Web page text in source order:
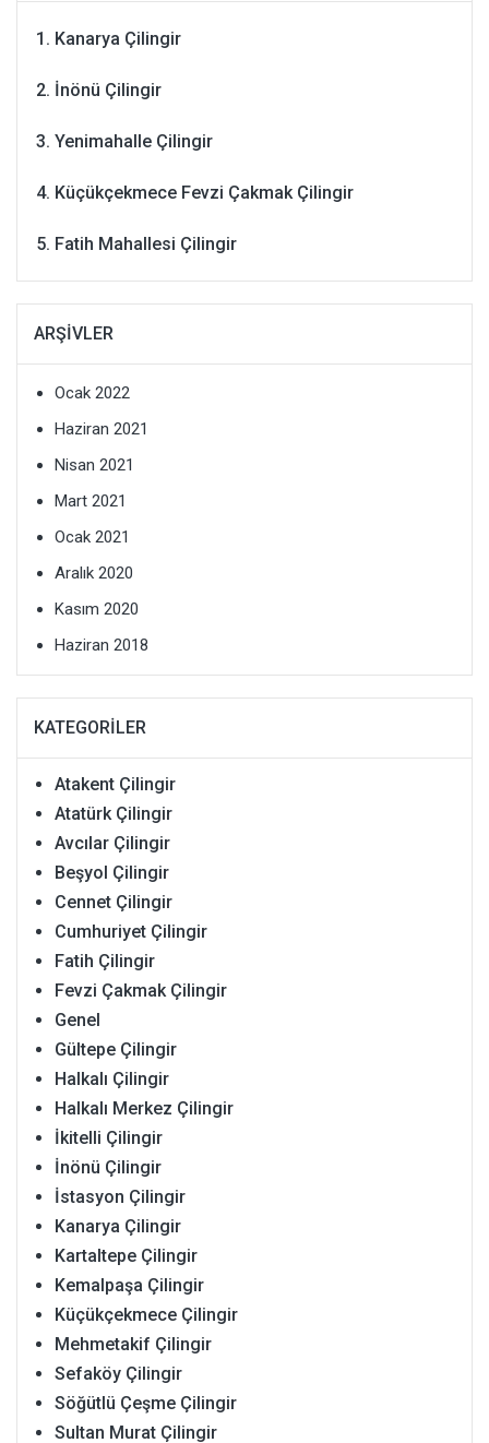
Kanarya Çilingir
İnönü Çilingir
Yenimahalle Çilingir
Küçükçekmece Fevzi Çakmak Çilingir
Fatih Mahallesi Çilingir
ARŞIVLER
Ocak 2022
Haziran 2021
Nisan 2021
Mart 2021
Ocak 2021
Aralık 2020
Kasım 2020
Haziran 2018
KATEGORILER
Atakent Çilingir
Atatürk Çilingir
Avcılar Çilingir
Beşyol Çilingir
Cennet Çilingir
Cumhuriyet Çilingir
Fatih Çilingir
Fevzi Çakmak Çilingir
Genel
Gültepe Çilingir
Halkalı Çilingir
Halkalı Merkez Çilingir
İkitelli Çilingir
İnönü Çilingir
İstasyon Çilingir
Kanarya Çilingir
Kartaltepe Çilingir
Kemalpaşa Çilingir
Küçükçekmece Çilingir
Mehmetakif Çilingir
Sefaköy Çilingir
Söğütlü Çeşme Çilingir
Sultan Murat Çilingir